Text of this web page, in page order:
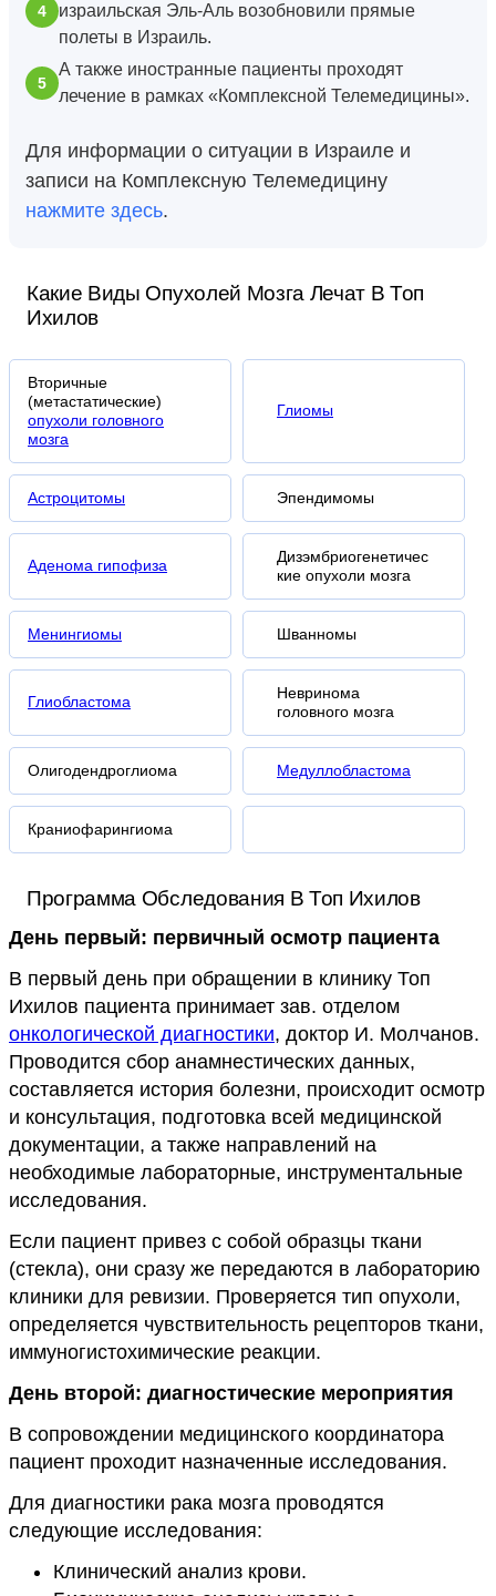
израильская Эль-Аль возобновили прямые
полеты в Израиль.
А также иностранные пациенты проходят
лечение в рамках «Комплексной Телемедицины».
Для информации о ситуации в Израиле и
записи на Комплексную Телемедицину
нажмите здесь.
Какие Виды Опухолей Мозга Лечат В Топ
Ихилов
Вторичные
(метастатические)
опухоли головного
мозга
Глиомы
Астроцитомы Эпендимомы
Аденома гипофиза
Дизэмбриогенетичес
кие опухоли мозга
Менингиомы Шванномы
Глиобластома
Невринома
головного мозга
Олигодендроглиома Медуллобластома
Краниофарингиома
Программа Обследования В Топ Ихилов
День первый: первичный осмотр пациента
В первый день при обращении в клинику Топ
Ихилов пациента принимает зав. отделом
онкологической диагностики, доктор И. Молчанов.
Проводится сбор анамнестических данных,
составляется история болезни, происходит осмотр
и консультация, подготовка всей медицинской
документации, а также направлений на
необходимые лабораторные, инструментальные
исследования.
Если пациент привез с собой образцы ткани
(стекла), они сразу же передаются в лабораторию
клиники для ревизии. Проверяется тип опухоли,
определяется чувствительность рецепторов ткани,
иммуногистохимические реакции.
День второй: диагностические мероприятия
В сопровождении медицинского координатора
пациент проходит назначенные исследования.
Для диагностики рака мозга проводятся
следующие исследования:
Клинический анализ крови.